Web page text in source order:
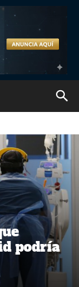
podría